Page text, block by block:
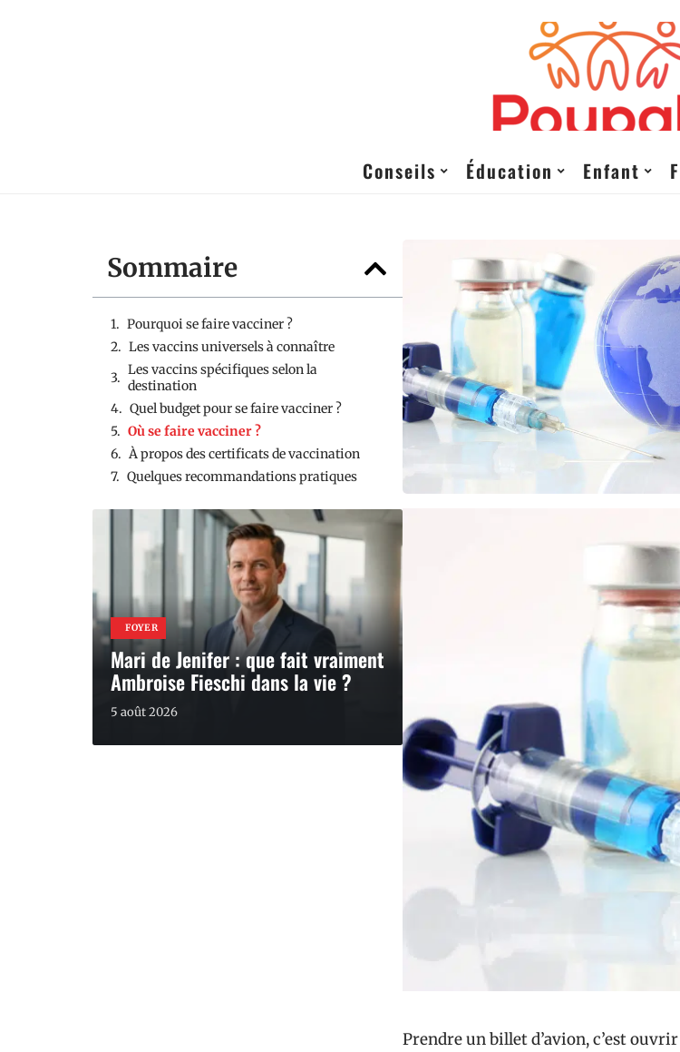
Conseils Éducation Enfant
Sommaire
Pourquoi se faire vacciner ?
Les vaccins universels à connaître
Les vaccins spécifiques selon la
destination
Quel budget pour se faire vacciner ?
Où se faire vacciner ?
À propos des certificats de vaccination
Quelques recommandations pratiques
FOYER
Mari de Jenifer : que fait vraiment
Ambroise Fieschi dans la vie ?
5 août 2026
Prendre un billet d’avion, c’est